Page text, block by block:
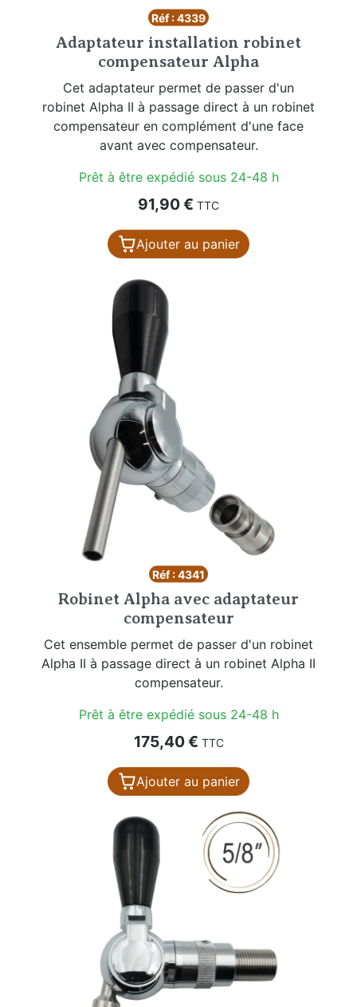
Réf : 4339
Adaptateur installation robinet
compensateur Alpha
Cet adaptateur permet de passer d'un
robinet Alpha II à passage direct à un robinet
compensateur en complément d'une face
avant avec compensateur.
Prêt à être expédié sous 24-48 h
Prix
91,90 € TTC
Ajouter au panier
Réf : 4341
Robinet Alpha avec adaptateur
compensateur
Cet ensemble permet de passer d'un robinet
Alpha II à passage direct à un robinet Alpha II
compensateur.
Prêt à être expédié sous 24-48 h
Prix
175,40 € TTC
Ajouter au panier